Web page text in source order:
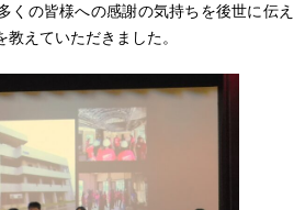
くの皆様への感謝の気持ちを後世に伝え
教えていただきました。